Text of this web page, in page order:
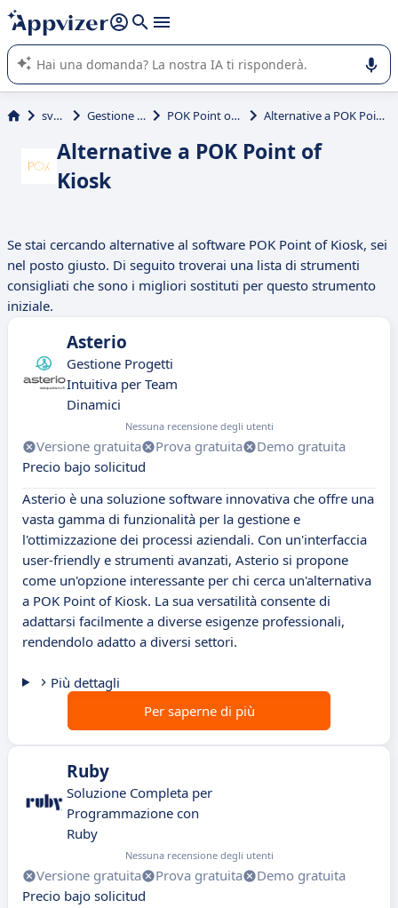
righe con
shift + enter
L'IA di Appvizer vi guida nell'utilizzo o nella scelta di un
software SaaS per la vostra azienda.
svago Gestione hotel POK Point of Kiosk Alternative a POK Point of Kiosk
Alternative a POK Point of
Kiosk
Se stai cercando alternative al software POK Point of Kiosk, sei
nel posto giusto. Di seguito troverai una lista di strumenti
consigliati che sono i migliori sostituti per questo strumento
iniziale.
Asterio
Gestione Progetti
Intuitiva per Team
Dinamici
Nessuna recensione degli utenti
Versione gratuita Prova gratuita
Demo gratuita
Precio bajo solicitud
Asterio è una soluzione software innovativa che offre una
vasta gamma di funzionalità per la gestione e
l'ottimizzazione dei processi aziendali. Con un'interfaccia
user-friendly e strumenti avanzati, Asterio si propone
come un'opzione interessante per chi cerca un'alternativa
a POK Point of Kiosk. La sua versatilità consente di
adattarsi facilmente a diverse esigenze professionali,
rendendolo adatto a diversi settori.
Più dettagli
Per saperne di più
Ruby
Soluzione Completa per
Programmazione con
Ruby
Nessuna recensione degli utenti
Versione gratuita Prova gratuita
Demo gratuita
Precio bajo solicitud